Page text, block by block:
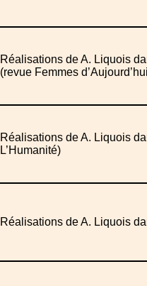
Réalisations de A. Liquois
(revue Femmes
Réalisations de A. Liquois
L’Humanité)
Réalisations de A. Liquois